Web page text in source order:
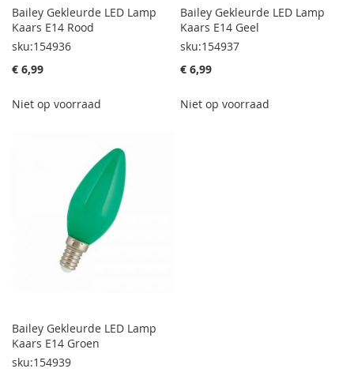
Bailey Gekleurde LED Lamp
Kaars E14 Rood
sku:154936
€ 6,99
Niet op voorraad
Bailey Gekleurde LED Lamp
Kaars E14 Geel
sku:154937
€ 6,99
Niet op voorraad
Bailey Gekleurde LED Lamp
Kaars E14 Groen
sku:154939